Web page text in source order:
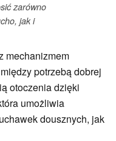
zarówno
jak i
mechanizmem
potrzebą dobrej
otoczenia dzięki
umożliwia
dousznych, jak